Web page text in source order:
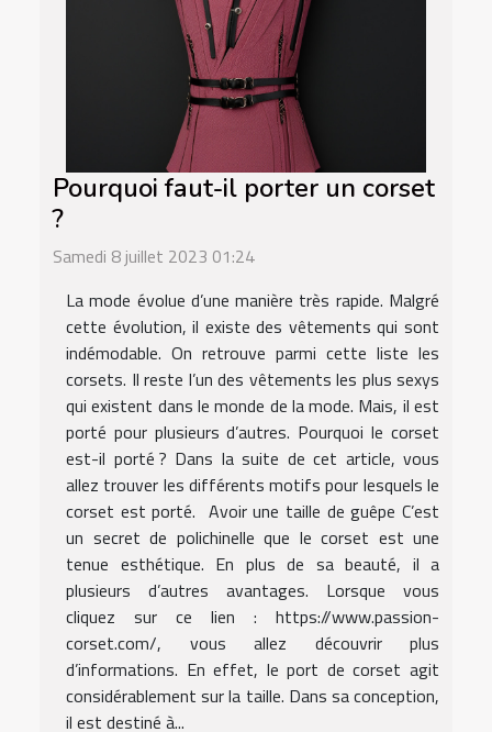
Pourquoi faut-il porter un corset
?
Samedi 8 juillet 2023 01:24
La mode évolue d’une manière très rapide. Malgré
cette évolution, il existe des vêtements qui sont
indémodable. On retrouve parmi cette liste les
corsets. Il reste l’un des vêtements les plus sexys
qui existent dans le monde de la mode. Mais, il est
porté pour plusieurs d’autres. Pourquoi le corset
est-il porté ? Dans la suite de cet article, vous
allez trouver les différents motifs pour lesquels le
corset est porté. Avoir une taille de guêpe C’est
un secret de polichinelle que le corset est une
tenue esthétique. En plus de sa beauté, il a
plusieurs d’autres avantages. Lorsque vous
cliquez sur ce lien : https://www.passion-
corset.com/, vous allez découvrir plus
d’informations. En effet, le port de corset agit
considérablement sur la taille. Dans sa conception,
il est destiné à...